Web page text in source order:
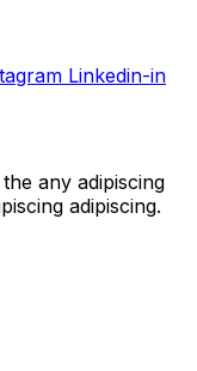
Linkedin-in
any adipiscing
adipiscing.